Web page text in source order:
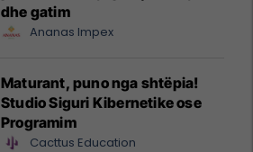
dhe gatim
Ananas Impex
Maturant, puno nga shtëpia!
Studio Siguri Kibernetike ose
Programim
Cacttus Education